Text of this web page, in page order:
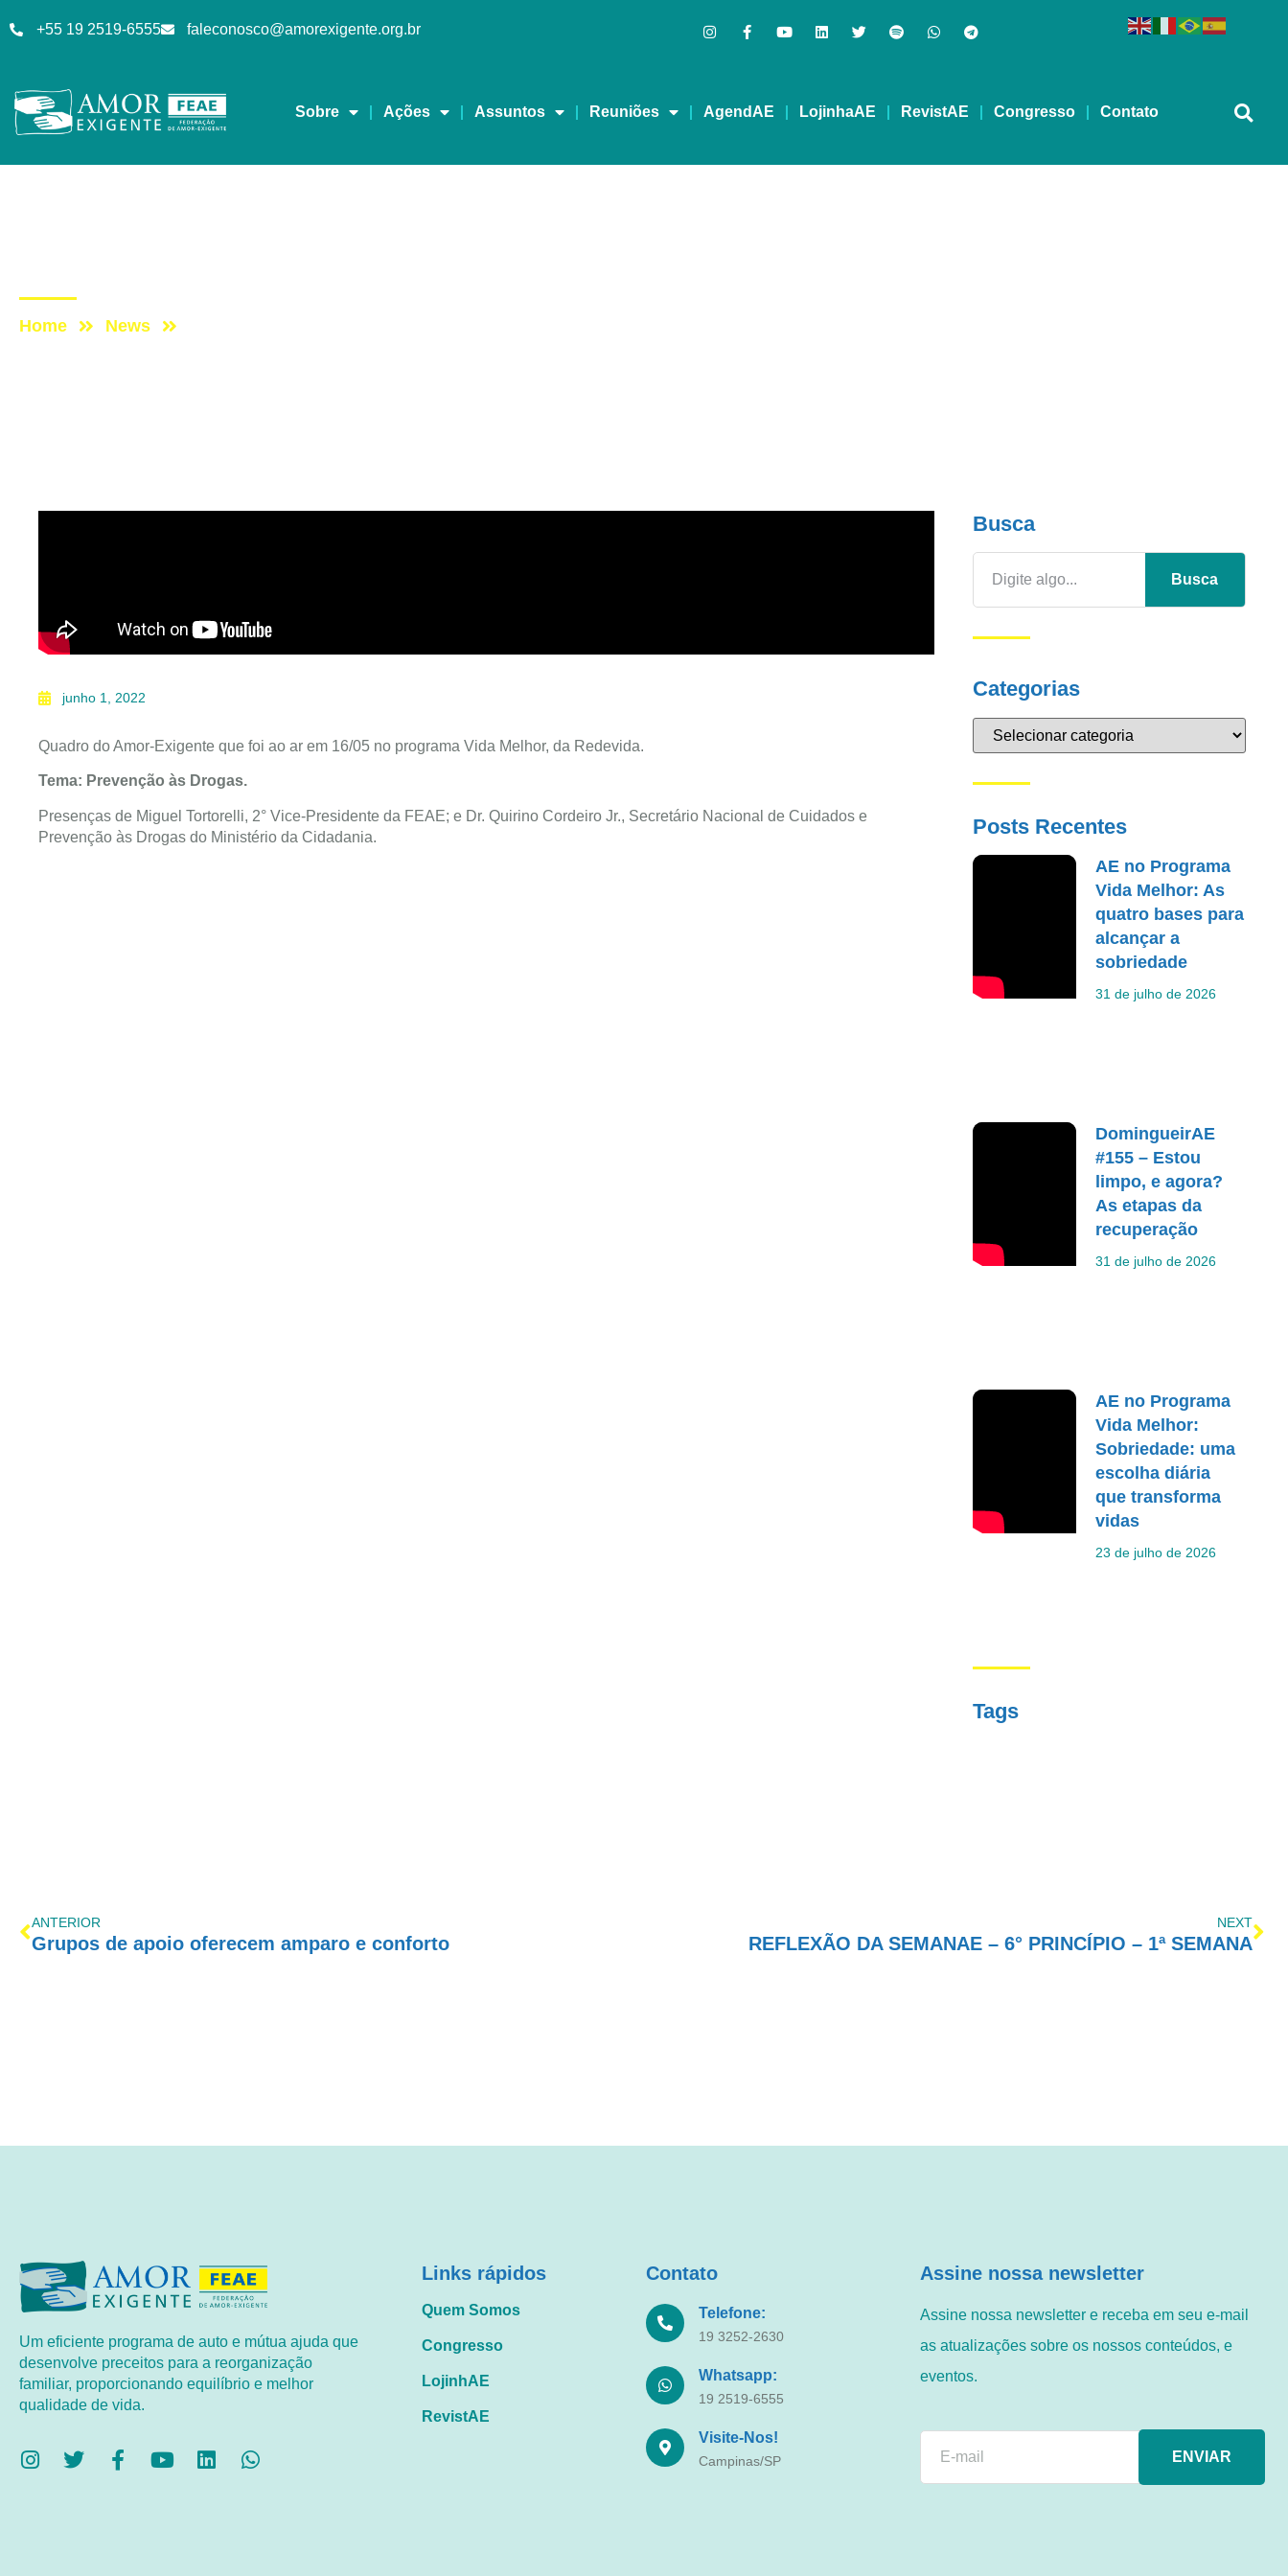
+55 19 2519-6555 faleconosco@amorexigente.org.br
Sobre Ações Assuntos Reuniões AgendAE LojinhaAE RevistAE Congresso Contato
Home News
junho 1, 2022
Quadro do Amor-Exigente que foi ao ar em 16/05 no programa Vida Melhor, da Redevida.
Tema: Prevenção às Drogas.
Presenças de Miguel Tortorelli, 2° Vice-Presidente da FEAE; e Dr. Quirino Cordeiro Jr., Secretário Nacional de Cuidados e
Prevenção às Drogas do Ministério da Cidadania.
Busca
Busca
Categorias
Posts Recentes
AE no Programa
Vida Melhor: As
quatro bases para
alcançar a
sobriedade
31 de julho de 2026
DomingueirAE
#155 – Estou
limpo, e agora?
As etapas da
recuperação
31 de julho de 2026
AE no Programa
Vida Melhor:
Sobriedade: uma
escolha diária
que transforma
vidas
23 de julho de 2026
Tags
ANTERIOR
Grupos de apoio oferecem amparo e conforto
NEXT
REFLEXÃO DA SEMANAE – 6° PRINCÍPIO – 1ª SEMANA
Um eficiente programa de auto e mútua ajuda que
desenvolve preceitos para a reorganização
familiar, proporcionando equilíbrio e melhor
qualidade de vida.
Links rápidos
Quem Somos
Congresso
LojinhAE
RevistAE
Contato
Telefone:
19 3252-2630
Whatsapp:
19 2519-6555
Visite-Nos!
Campinas/SP
Assine nossa newsletter
Assine nossa newsletter e receba em seu e-mail
as atualizações sobre os nossos conteúdos, e
eventos.
ENVIAR